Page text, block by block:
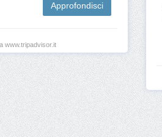
Approfondisci
www.tripadvisor.it